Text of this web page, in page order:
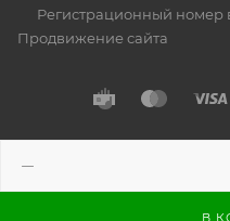
В
Регистрационный номер
Продвижение сайта